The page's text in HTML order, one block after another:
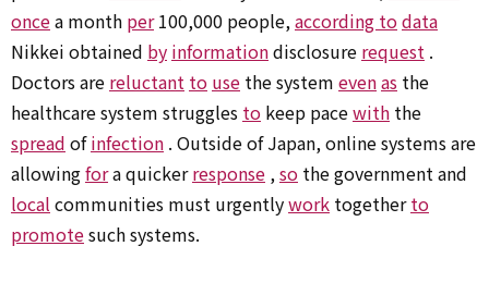
oncea month per100,000 people,according todata
Nikkei obtained by informationdisclosure request .
Doctors are reluctant to use the system evenas the
healthcare system struggles to keep pacewith the
spread ofinfection . Outside of Japan, online systems are
allowingfora quickerresponse ,so the government and
local communities must urgentlywork togetherto
promotesuch systems.